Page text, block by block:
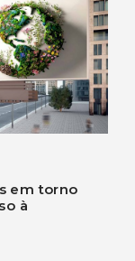
em torno
à